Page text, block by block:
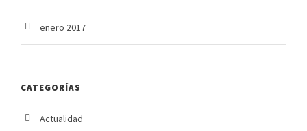
enero 2017
CATEGORÍAS
Actualidad